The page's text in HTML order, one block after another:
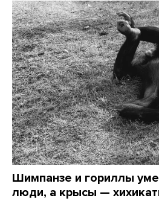
Шимпанзе и гориллы
люди, а крысы —